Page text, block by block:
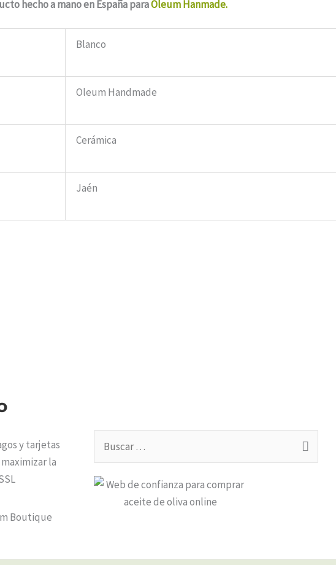
hecho a mano en España paraOleum Hanmade.
Blanco
Oleum Handmade
Cerámica
Jaén
y tarjetas
la